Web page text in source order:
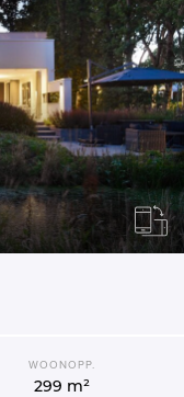
WOONOPP.
299 m²